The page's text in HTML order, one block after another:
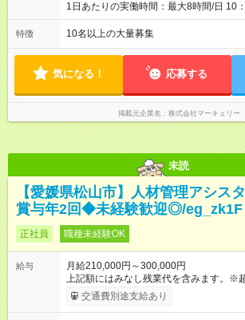
1日あたりの実働時間：最大8時間/日 10
間） ※勤務地により異なります。
特徴 10名以上の大量募集
気になる！ 応募する
掲載元企業名 株式会社マーキュリー
未読
【愛媛県松山市】人材管理アシス
賞与年2回◆未経験歓迎◎/eg_zk1F
正社員 職種未経験OK
給与
月給210,000円～300,000円
上記額にはみなし残業代を含みます。※
ます。 みなし残業代 14,616円／月 みな
※能力やスキルを考慮の上、当社規程により
交通費別途支給あり